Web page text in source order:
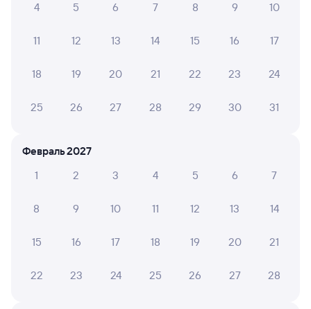
Лоо
Туапсе-Пасс.
в Краснодар-1
от 648 ⁠₽
Лоо
Туапсе-Пасс.
в Санкт-Петербург-Главн.
06:40 08:43
2 ч 3 м в пути
4 5 6 7 8 9 10
11 12 13 14 15 16 17
18 19 20 21 22 23 24
25 26 27 28 29 30 31
Февраль 2027
1
2 3 4 5 6 7
8 9 10 11 12 13 14
15 16 17 18 19 20 21
22 23 24 25 26 27 28